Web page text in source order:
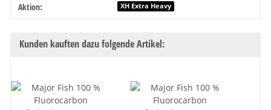
Aktion: XH Extra Heavy
Kunden kauften dazu folgende Artikel: